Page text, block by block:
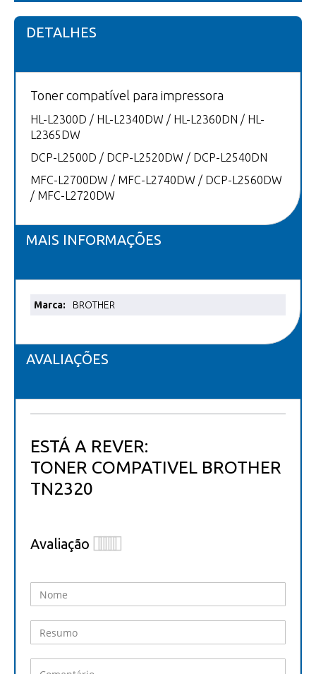
DETALHES
Toner compatível para impressora
HL-L2300D / HL-L2340DW / HL-L2360DN / HL-
L2365DW
DCP-L2500D / DCP-L2520DW / DCP-L2540DN
MFC-L2700DW / MFC-L2740DW / DCP-L2560DW
/ MFC-L2720DW
MAIS INFORMAÇÕES
Mais
BROTHER
AVALIAÇÕES
ESTÁ A REVER:
TONER COMPATIVEL BROTHER
TN2320
Avaliação